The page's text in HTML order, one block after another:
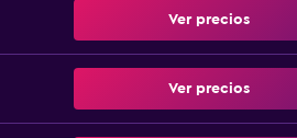
Ver precios
Ver precios